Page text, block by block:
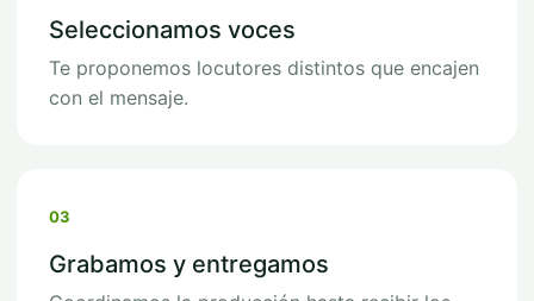
Seleccionamos voces
Te proponemos locutores distintos que encajen
con el mensaje.
03
Grabamos y entregamos